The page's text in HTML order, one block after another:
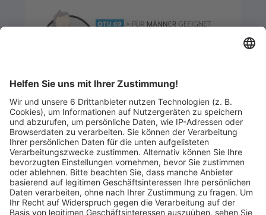
Artikel-ID: 4075 0
Ergonomische
Seitenschläfermatratze OTU 69 H2
Bettwarenvertrieb Müllheim